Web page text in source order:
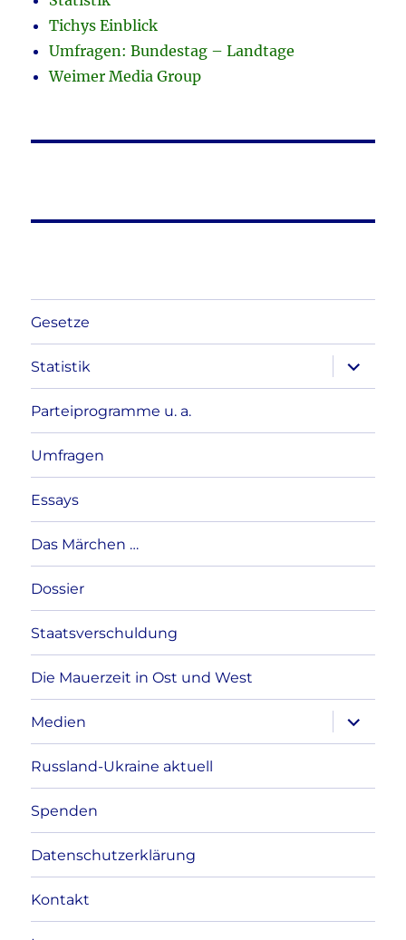
Tichys Einblick
Umfragen: Bundestag – Landtage
Weimer Media Group
Gesetze
Statistik
anzeigen
Parteiprogramme u. a.
Umfragen
Essays
Das Märchen …
Dossier
Staatsverschuldung
Die Mauerzeit in Ost und West
Medien
anzeigen
Russland-Ukraine aktuell
Spenden
Datenschutzerklärung
Kontakt